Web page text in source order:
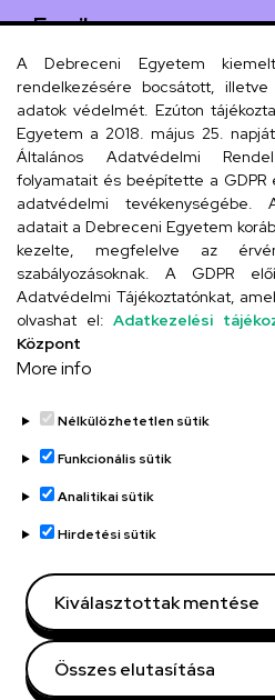
Email
iskola@kossuth-
Cím
4024 Debrecen,
Szervezeti
UD telefonkönyv
Adatvédelem
Adatvédelem
Régi oldal
Technikai információk
Copyright ©
A Debreceni Egyetem
rendelkezésére bocsátott,
adatok védelmét. Ezúton
Egyetem a 2018. május 25.
Általános Adatvédelmi
folyamatait és beépítette a GDPR
adatvédelmi tevékenységébe.
adatait a Debreceni Egyetem
kezelte, megfelelve az
szabályozásoknak. A GDPR
Adatvédelmi Tájékoztatónkat,
olvashat el: Adatkezelési
Központ
More info
Nélkülözhetetlen sütik
Funkcionális sütik
Analitikai sütik
Hirdetési sütik
Kiválasztottak mentése
Összes elutasítása